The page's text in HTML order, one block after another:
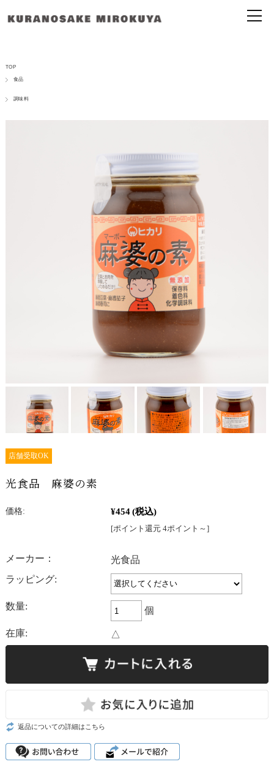
TOP
食品
調味料
店舗受取OK
光食品 麻婆の素
価格: ¥454(税込)
[ポイント還元 4ポイント～]
メーカー：
光食品
ラッピング:
数量: 個
在庫: △
返品についての詳細はこちら